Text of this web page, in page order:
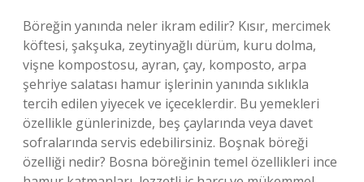
Böreğin yanında neler ikram edilir? Kısır, mercimek
köftesi, şakşuka, zeytinyağlı dürüm, kuru dolma,
vişne kompostosu, ayran, çay, komposto, arpa
şehriye salatası hamur işlerinin yanında sıklıkla
tercih edilen yiyecek ve içeceklerdir. Bu yemekleri
özellikle günlerinizde, beş çaylarında veya davet
sofralarında servis edebilirsiniz. Boşnak böreği
özelliği nedir? Bosna böreğinin temel özellikleri ince